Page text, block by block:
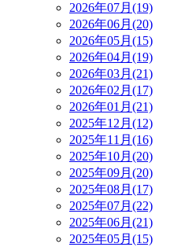
2026年07月(19)
2026年06月(20)
2026年05月(15)
2026年04月(19)
2026年03月(21)
2026年02月(17)
2026年01月(21)
2025年12月(12)
2025年11月(16)
2025年10月(20)
2025年09月(20)
2025年08月(17)
2025年07月(22)
2025年06月(21)
2025年05月(15)